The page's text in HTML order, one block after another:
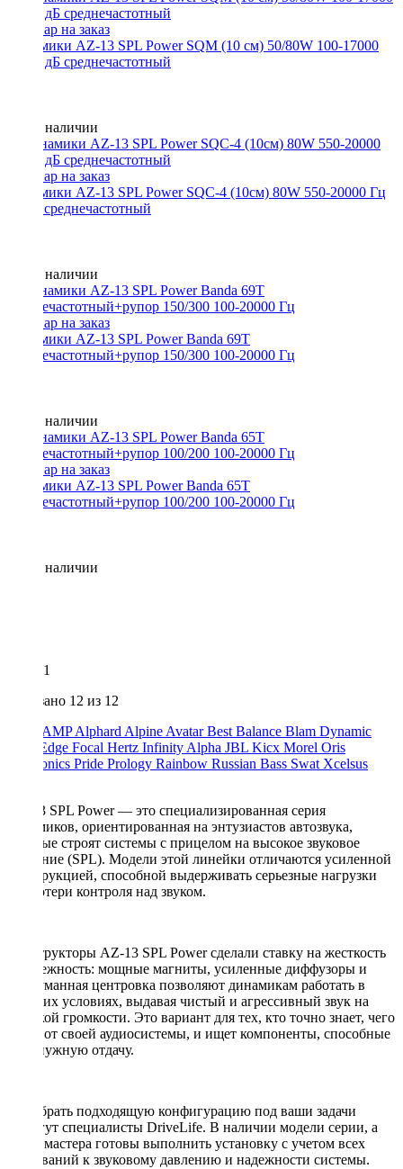
Динамики AZ-13 SPL Power SQM (10 см) 50/80W 100-17000
Гц 92 дБ среднечастотный
Нет в наличии
Динамики AZ-13 SPL Power SQC-4 (10см) 80W 550-20000 Гц
96 дБ среднечастотный
Нет в наличии
Динамики AZ-13 SPL Power Banda 69T
среднечастотный+рупор 150/300 100-20000 Гц
Нет в наличии
Динамики AZ-13 SPL Power Banda 65T
среднечастотный+рупор 100/200 100-20000 Гц
Нет в наличии
1
Показано 12 из 12
AMP Alphard Alpine Avatar Best Balance Blam Dynamic
Edge Focal Hertz Infinity Alpha JBL Kicx Morel Oris
Electronics Pride Prology Rainbow Russian Bass Swat Xcelsus
AZ-13 SPL Power — это специализированная серия
динамиков, ориентированная на энтузиастов автозвука,
которые строят системы с прицелом на высокое звуковое
давление (SPL). Модели этой линейки отличаются усиленной
конструкцией, способной выдерживать серьезные нагрузки
без потери контроля над звуком.
Конструкторы AZ-13 SPL Power сделали ставку на жесткость
и надежность: мощные магниты, усиленные диффузоры и
продуманная центровка позволяют динамикам работать в
жестких условиях, выдавая чистый и агрессивный звук на
высокой громкости. Это вариант для тех, кто точно знает, чего
хочет от своей аудиосистемы, и ищет компоненты, способные
дать нужную отдачу.
Подобрать подходящую конфигурацию под ваши задачи
помогут специалисты DriveLife. В наличии модели серии, а
наши мастера готовы выполнить установку с учетом всех
требований к звуковому давлению и надежности системы.